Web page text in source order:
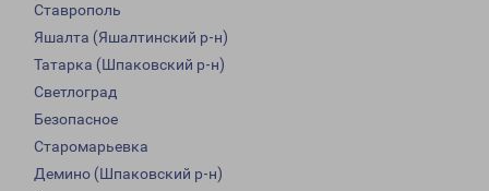
Ставрополь
Яшалта (Яшалтинский р-н)
Татарка (Шпаковский р-н)
Светлоград
Безопасное
Старомарьевка
Демино (Шпаковский р-н)